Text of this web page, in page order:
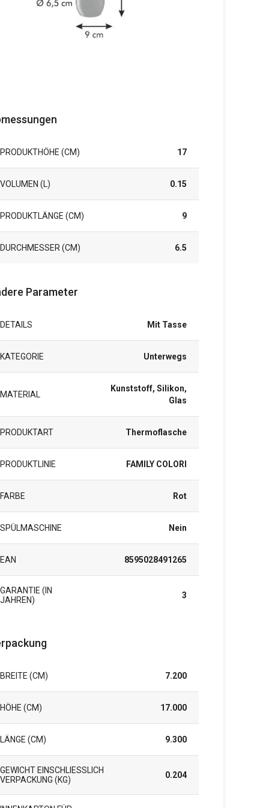
PRODUKTHÖHE (CM) 17
VOLUMEN (L) 0.15
PRODUKTLÄNGE (CM) 9
DURCHMESSER (CM) 6.5
Parameter
DETAILS Mit Tasse
KATEGORIE Unterwegs
MATERIAL
Kunststoff, Silikon,
Glas
PRODUKTART Thermoflasche
PRODUKTLINIE FAMILY COLORI
FARBE Rot
SPÜLMASCHINE Nein
EAN 8595028491265
GARANTIE (IN
JAHREN)
3
BREITE (CM) 7.200
HÖHE (CM) 17.000
LÄNGE (CM) 9.300
GEWICHT EINSCHLIESSLICH V
ERPACKUNG (KG)
0.204